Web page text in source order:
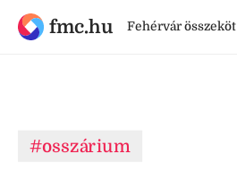
fmc.hu Fehérvár összeköt
#osszárium